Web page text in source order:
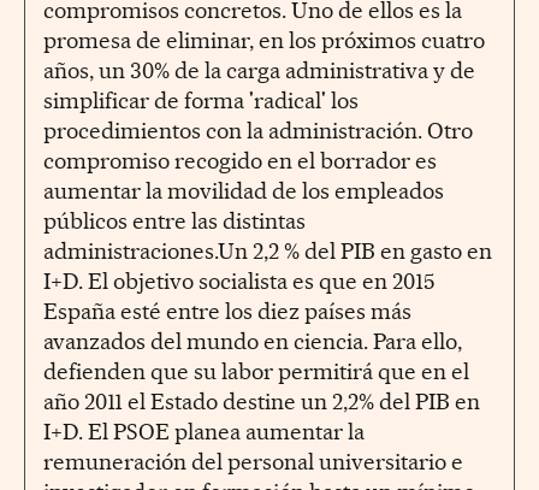
compromisos concretos. Uno de ellos es la
promesa de eliminar, en los próximos cuatro
años, un 30% de la carga administrativa y de
simplificar de forma 'radical' los
procedimientos con la administración. Otro
compromiso recogido en el borrador es
aumentar la movilidad de los empleados
públicos entre las distintas
administraciones.Un 2,2 % del PIB en gasto en
I+D. El objetivo socialista es que en 2015
España esté entre los diez países más
avanzados del mundo en ciencia. Para ello,
defienden que su labor permitirá que en el
año 2011 el Estado destine un 2,2% del PIB en
I+D. El PSOE planea aumentar la
remuneración del personal universitario e